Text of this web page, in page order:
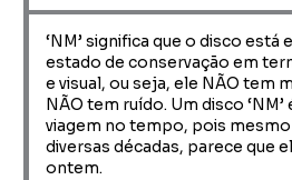
‘NM’ significa que o disco está
estado de conservação em
e visual, ou seja, ele NÃO tem
NÃO tem ruído. Um disco
viagem no tempo, pois
diversas décadas, parece que
ontem.